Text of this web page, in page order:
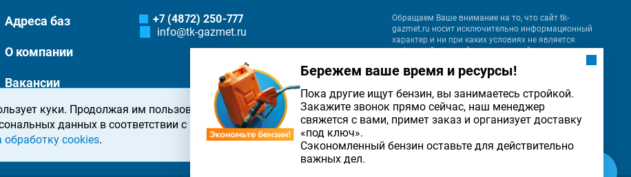
Адреса баз
О компании
Вакансии
Контакты
+7 (4872) 250-777
info@tk-gazmet.ru
Обращаем Ваше внимание на то, что сайт tk-
gazmet.ru носит исключительно информационный
характер и ни при каких условиях не является
публичной офертой, определяемой положениями
Федерации.
куки. Продолжая им пользоваться, вы соглашаетесь на
данных в соответствии с
политикой конфиденциальности
обработку cookies.
ОК
Бережем ваше время и ресурсы!
Пока другие ищут бензин, вы занимаетесь стройкой.
Закажите звонок прямо сейчас, наш менеджер
свяжется с вами, примет заказ и организует доставку
«под ключ».
Сэкономленный бензин оставьте для действительно
важных дел.